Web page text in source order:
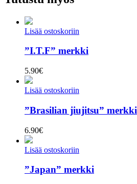
Lisää ostoskoriin
”I.T.F” merkki
5.90€
Lisää ostoskoriin
”Brasilian jiujitsu” merkki
6.90€
Lisää ostoskoriin
”Japan” merkki